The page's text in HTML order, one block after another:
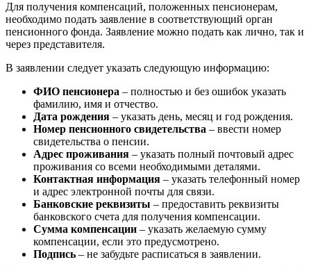
Для получения компенсаций, положенных пенсионерам,
необходимо подать заявление в соответствующий орган
пенсионного фонда. Заявление можно подать как лично, так и
через представителя.
В заявлении следует указать следующую информацию:
ФИО пенсионера – полностью и без ошибок указать
фамилию, имя и отчество.
Дата рождения – указать день, месяц и год рождения.
Номер пенсионного свидетельства – ввести номер
свидетельства о пенсии.
Адрес проживания – указать полный почтовый адрес
проживания со всеми необходимыми деталями.
Контактная информация – указать телефонный номер
и адрес электронной почты для связи.
Банковские реквизиты – предоставить реквизиты
банковского счета для получения компенсации.
Сумма компенсации – указать желаемую сумму
компенсации, если это предусмотрено.
Подпись – не забудьте расписаться в заявлении.